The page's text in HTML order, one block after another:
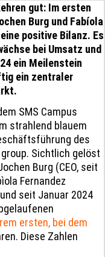
gut: Im ersten
Burg und Fabíola
positive Bilanz. Es
bei Umsatz und
ein Meilenstein
ein zentraler
SMS Campus
strahlend blauem
des
Sichtlich gelöst
Burg (CEO, seit
Fernandez
seit Januar 2024
ersten, bei dem
Diese Zahlen